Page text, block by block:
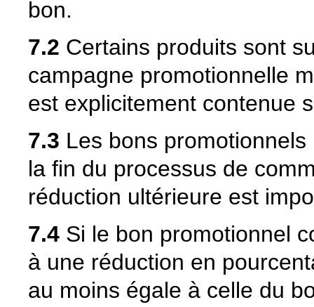
bon.
7.2 Certains produits sont
campagne promotionnelle
est explicitement contenue
7.3 Les bons
la fin du processus de
réduction ultérieure est
7.4 Si le bon promotionnel
à une réduction en
au moins égale à celle du